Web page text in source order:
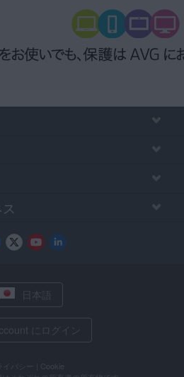
日本語
にログイン
イバシー
Cookie